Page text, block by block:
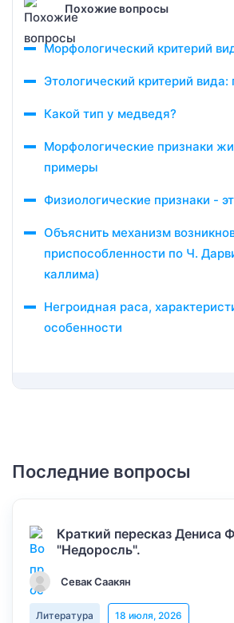
Похожие вопросы
Морфологический критерий
Этологический критерий
Какой тип у медведя?
Морфологические признаки
примеры
Физиологические признаки -
Объяснить механизм
приспособленности по Ч.
каллима)
Негроидная раса,
особенности
Последние вопросы
Краткий пересказ Дениса
"Недоросль".
Севак Саакян
Литература 18 июля, 2026